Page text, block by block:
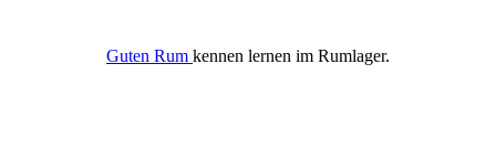
Guten Rum kennen lernen im Rumlager.